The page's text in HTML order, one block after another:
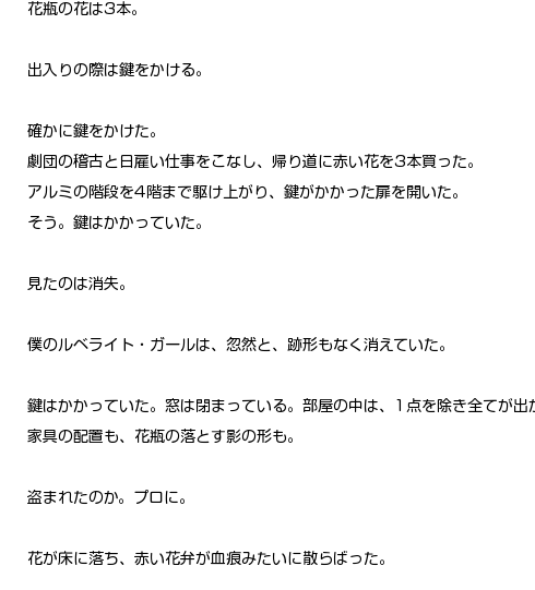
花瓶の花は3本。
出入りの際は鍵をかける。
確かに鍵をかけた。
劇団の稽古と日雇い仕事をこなし、帰り道に赤い花を3本買った。
アルミの階段を4階まで駆け上がり、鍵がかかった扉を開いた。
そう。鍵はかかっていた。
見たのは消失。
僕のルベライト・ガールは、忽然と、跡形もなく消えていた。
鍵はかかっていた。窓は閉まっている。部屋の中は、1点を除き全てが出
家具の配置も、花瓶の落とす影の形も。
盗まれたのか。プロに。
花が床に落ち、赤い花弁が血痕みたいに散らばった。